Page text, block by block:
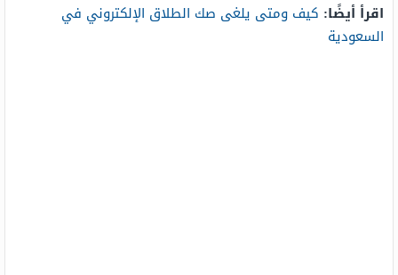
اقرأ أيضًا: كيف ومتى يلغى صك الطلاق الإلكتروني في
السعودية